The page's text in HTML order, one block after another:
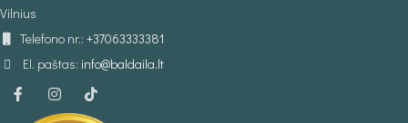
Vilnius
Telefono nr.: +37063333381
El. paštas: info@baldaila.lt